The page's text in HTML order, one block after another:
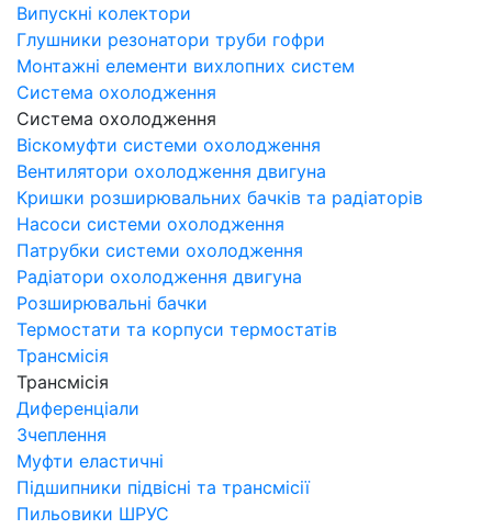
Випускні колектори
Глушники резонатори труби гофри
Монтажні елементи вихлопних систем
Система охолодження
Система охолодження
Віскомуфти системи охолодження
Вентилятори охолодження двигуна
Кришки розширювальних бачків та радіаторів
Насоси системи охолодження
Патрубки системи охолодження
Радіатори охолодження двигуна
Розширювальні бачки
Термостати та корпуси термостатів
Трансмісія
Трансмісія
Диференціали
Зчеплення
Муфти еластичні
Підшипники підвісні та трансмісії
Пильовики ШРУС